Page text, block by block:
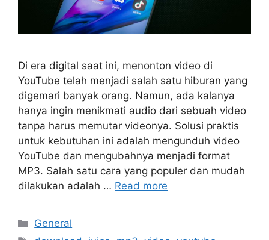
Di era digital saat ini, menonton video di
YouTube telah menjadi salah satu hiburan yang
digemari banyak orang. Namun, ada kalanya
hanya ingin menikmati audio dari sebuah video
tanpa harus memutar videonya. Solusi praktis
untuk kebutuhan ini adalah mengunduh video
YouTube dan mengubahnya menjadi format
MP3. Salah satu cara yang populer dan mudah
dilakukan adalah … Read more
Categories
General